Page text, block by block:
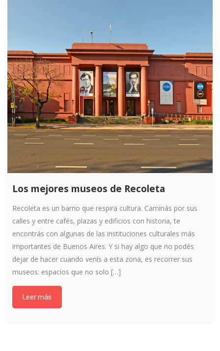
Los mejores museos de Recoleta
Recoleta es un barrio que respira cultura. Caminás por sus
calles y entre cafés, plazas y edificios con historia, te
encontrás con algunas de las instituciones culturales más
importantes de Buenos Aires. Y si hay algo que no podés
dejar de hacer cuando venís a esta zona, es recorrer sus
museos: espacios que no solo […]
Leer más